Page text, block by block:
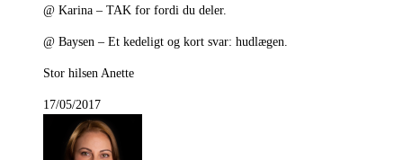
@ Karina – TAK for fordi du deler.
@ Baysen – Et kedeligt og kort svar: hudlægen.
Stor hilsen Anette
17/05/2017